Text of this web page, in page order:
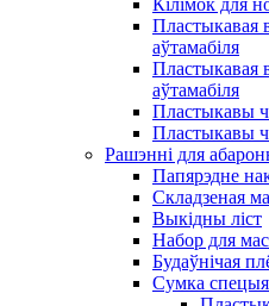
Кілімок для
Пластыкавая
аўтамабіля
Пластыкавая
аўтамабіля
Пластыкавы
Пластыкавы
Рашэнні для
Папярэдне
Складзеная
Выкідны ліст
Набор для
Будаўнічая
Сумка